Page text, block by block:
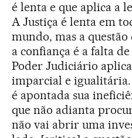
é lenta e que aplica a
A Justiça é lenta em
mundo, mas a
a confiança é a falta
Poder Judiciário
imparcial e
é apontada sua
que não adianta
não vai abrir uma